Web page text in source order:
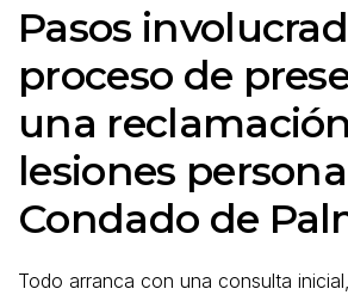
Pasos
proceso de
una
lesiones
Condado de
Todo arranca con una consulta